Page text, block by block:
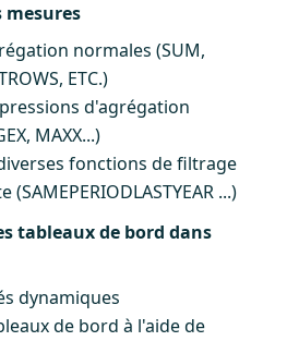
normales (SUM,
ETC.)
d'agrégation
MAXX...)
diverses fonctions de filtrage
(SAMEPERIODLASTYEAR ...)
tableaux de bord dans
dynamiques
de bord à l'aide de